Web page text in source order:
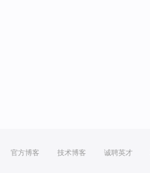
官方博客 技术博客 诚聘英才